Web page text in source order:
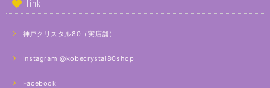
Link
神戸クリスタル80（実店舗）
Instagram @kobecrystal80shop
Facebook